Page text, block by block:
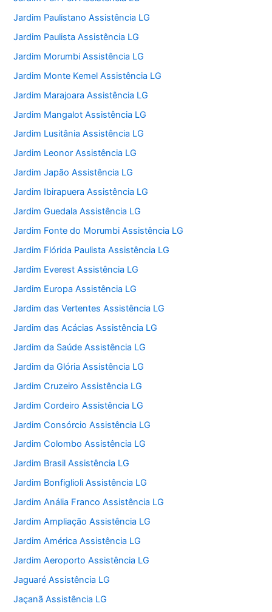
Jardim Paulistano Assistência LG
Jardim Paulista Assistência LG
Jardim Morumbi Assistência LG
Jardim Monte Kemel Assistência LG
Jardim Marajoara Assistência LG
Jardim Mangalot Assistência LG
Jardim Lusitânia Assistência LG
Jardim Leonor Assistência LG
Jardim Japão Assistência LG
Jardim Ibirapuera Assistência LG
Jardim Guedala Assistência LG
Jardim Fonte do Morumbi Assistência LG
Jardim Flórida Paulista Assistência LG
Jardim Everest Assistência LG
Jardim Europa Assistência LG
Jardim das Vertentes Assistência LG
Jardim das Acácias Assistência LG
Jardim da Saúde Assistência LG
Jardim da Glória Assistência LG
Jardim Cruzeiro Assistência LG
Jardim Cordeiro Assistência LG
Jardim Consórcio Assistência LG
Jardim Colombo Assistência LG
Jardim Brasil Assistência LG
Jardim Bonfiglioli Assistência LG
Jardim Anália Franco Assistência LG
Jardim Ampliação Assistência LG
Jardim América Assistência LG
Jardim Aeroporto Assistência LG
Jaguaré Assistência LG
Jaçanã Assistência LG